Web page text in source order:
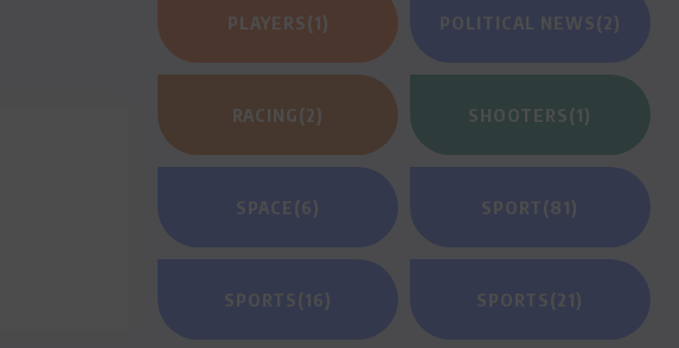
PLAYERS(1) POLITICAL NEWS(2)
RACING(2) SHOOTERS(1)
SPACE(6) SPORT(81)
SPORTS(16) SPORTS(21)